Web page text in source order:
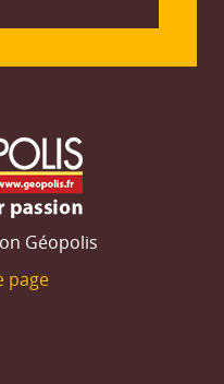
Géopolis
page